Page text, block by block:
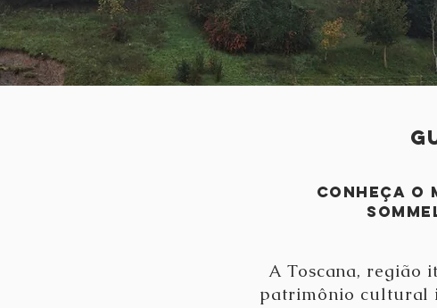
Conheça o
A Toscana, região
patrimônio cultural